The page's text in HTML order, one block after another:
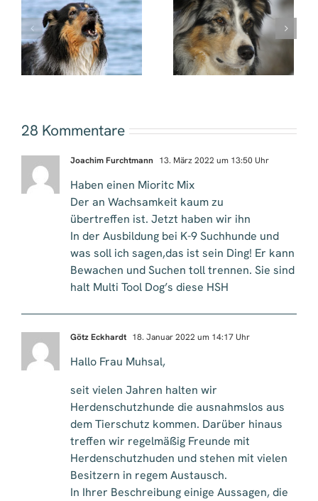
Hütehunde und
Treibhunde (FCI 1)
Mein Hund zieht
an der Leine …
Gründe und eine
Lösung!
28 Kommentare
Joachim Furchtmann 13. März 2022 um 13:50 Uhr
Haben einen Mioritc Mix
Der an Wachsamkeit kaum zu
übertreffen ist. Jetzt haben wir ihn
In der Ausbildung bei K-9 Suchhunde und
was soll ich sagen,das ist sein Ding! Er kann
Bewachen und Suchen toll trennen. Sie sind
halt Multi Tool Dog’s diese HSH
Götz Eckhardt 18. Januar 2022 um 14:17 Uhr
Hallo Frau Muhsal,
seit vielen Jahren halten wir
Herdenschutzhunde die ausnahmslos aus
dem Tierschutz kommen. Darüber hinaus
treffen wir regelmäßig Freunde mit
Herdenschutzhuden und stehen mit vielen
Besitzern in regem Austausch.
In Ihrer Beschreibung einige Aussagen, die